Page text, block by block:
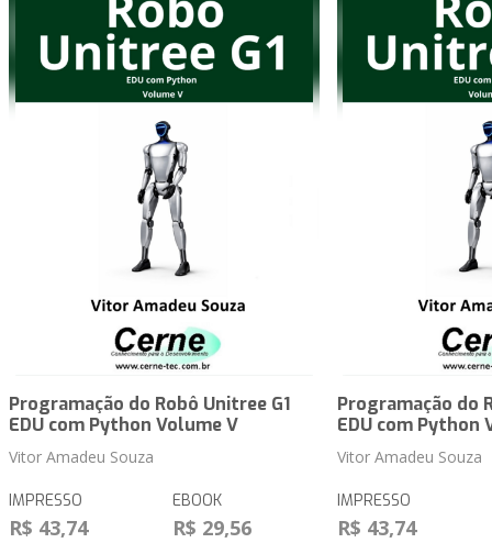
Programação do Robô Unitree G1
EDU com Python Volume V
Vitor Amadeu Souza
IMPRESSO
R$ 43,74
EBOOK
R$ 29,56
Programação do
EDU com Python
Vitor Amadeu Souza
IMPRESSO
R$ 43,74